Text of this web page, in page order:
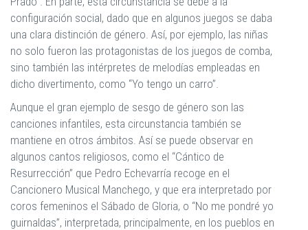
configuración social, dado que en algunos juegos se daba
una clara distinción de género. Así, por ejemplo, las niñas
no solo fueron las protagonistas de los juegos de comba,
sino también las intérpretes de melodías empleadas en
dicho divertimento, como “Yo tengo un carro”.
Aunque el gran ejemplo de sesgo de género son las
canciones infantiles, esta circunstancia también se
mantiene en otros ámbitos. Así se puede observar en
algunos cantos religiosos, como el “Cántico de
Resurrección” que Pedro Echevarría recoge en el
Cancionero Musical Manchego, y que era interpretado por
coros femeninos el Sábado de Gloria, o “No me pondré yo
guirnaldas”, interpretada, principalmente, en los pueblos en